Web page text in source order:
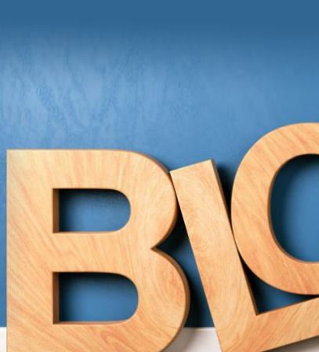
BLOG
und Anregungen von Grit Moschke